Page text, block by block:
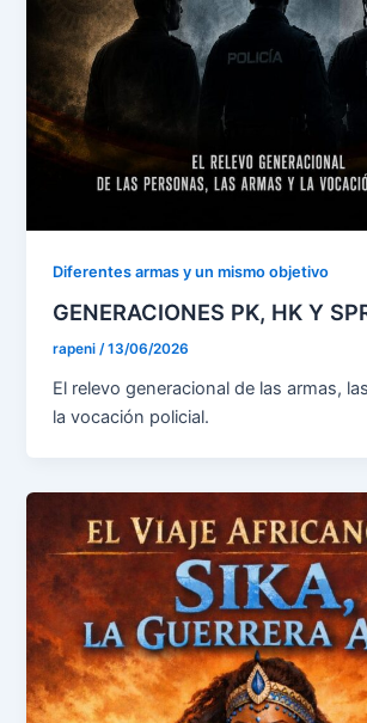
Diferentes armas y un mismo objetivo
GENERACIONES PK, HK Y
rapeni/13/06/2026
El relevo generacional de las armas,
la vocación policial.